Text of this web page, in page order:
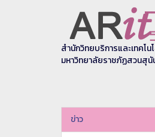
สำนักวิทยบริการและเทคโ
มหาวิทยาลัยราชภัฏสวนสุนั
ข่าว